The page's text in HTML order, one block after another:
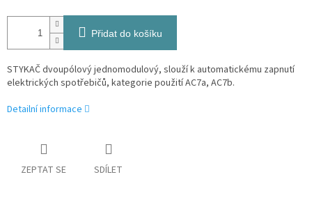
Přidat do košíku
STYKAČ dvoupólový jednomodulový, slouží k automatickému zapnutí
elektrických spotřebičů, kategorie použití AC7a, AC7b.
Detailní informace
ZEPTAT SE SDÍLET